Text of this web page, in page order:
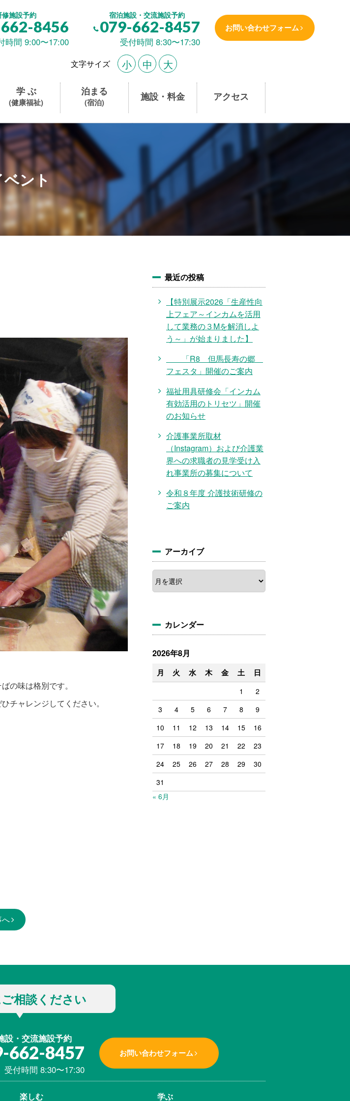
修施設予約
8456
時間 9:00〜17:00
宿泊施設・交流施設予約
079-662-8457
受付時間 8:30〜17:30
お問い合わせフォーム
文字サイズ 小 中 大
学 ぶ
(健康福祉)
泊まる
(宿泊) 施設・料金 アクセス
ベント
の味は格別です。
チャレンジしてください。
最近の投稿
【特別展示2026「生産性向
上フェア～インカムを活用
して業務の３Mを解消しよ
う～」が始まりました】
「R8 但馬長寿の郷
フェスタ」開催のご案内
福祉用具研修会「インカム
有効活用のトリセツ」開催
のお知らせ
介護事業所取材
（Instagram）および介護業
界への求職者の見学受け入
れ事業所の募集について
令和８年度 介護技術研修の
ご案内
アーカイブ
ア
ー
カ
カレンダー
2026年8月
月 火 水 木 金 土 日
1
2
3
4 5 6 7 8
9
10
11 12 13 14 15
16
17
18 19 20 21 22
23
24
25 26 27 28 29
30
31
« 6月
相談ください
設・交流施設予約
662-8457
受付時間 8:30〜17:30
お問い合わせフォーム
楽しむ 学ぶ